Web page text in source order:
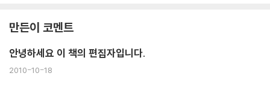
- 첫째 주 : 가장 힘들지만 금방 괜찮아진다 | 둘째 주 : 체내에서 가장 격렬
8. After : 클린 유지하기
만든이 코멘트
안녕하세요 이 책의 편집자입니다.
2010-10-18